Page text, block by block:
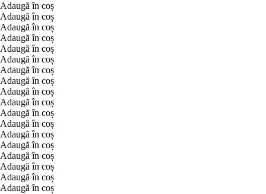
Adaugă în coș
Adaugă în coș
Adaugă în coș
Adaugă în coș
Adaugă în coș
Adaugă în coș
Adaugă în coș
Adaugă în coș
Adaugă în coș
Adaugă în coș
Adaugă în coș
Adaugă în coș
Adaugă în coș
Adaugă în coș
Adaugă în coș
Adaugă în coș
Adaugă în coș
Adaugă în coș